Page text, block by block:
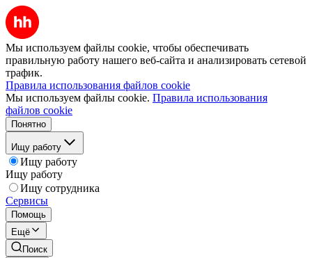
Мы используем файлы cookie, чтобы обеспечивать
правильную работу нашего веб-сайта и анализировать сетевой
трафик.
Правила использования файлов cookie
Мы используем файлы cookie. Правила использования
файлов cookie
Понятно
Ищу работу
Ищу работу
Ищу работу
Ищу сотрудника
Сервисы
Помощь
Ещё
Поиск